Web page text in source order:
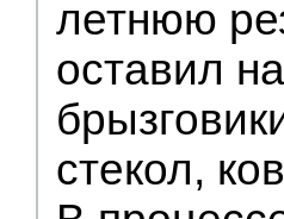
летнюю
оставил
стекол,